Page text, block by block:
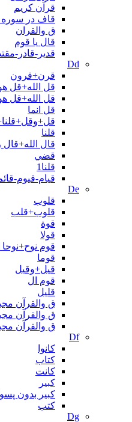
قرآن کریم
قاف در سوره
ق والقران
قال یا قوم
قدیر-قادر-
Dd
قرن+قرون
قل الله+قل
قل الله+قل
قل انما
قلنا
قال
قضي
قلنا1
قیام-قیوم-
De
قلوب
قلوب+قلب
قوة
قولا
قوم
قوما
قیل+وقیل
قوم ال
قلیل
ق والقرآن
ق والقرآن
ق والقرآن
Df
کانوا
کتاب
کانت
کبیر
کبیر بدون
کتب
Dg